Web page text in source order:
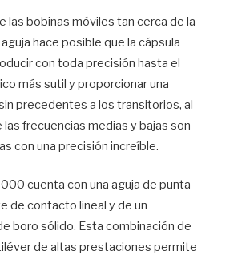
las bobinas móviles tan cerca de la
hace posible que la cápsula
con toda precisión hasta el
más sutil y proporcionar una
precedentes a los transitorios, al
frecuencias medias y bajas son
con una precisión increíble.
cuenta con una aguja de punta
de contacto lineal y de un
boro sólido. Esta combinación de
de altas prestaciones permite